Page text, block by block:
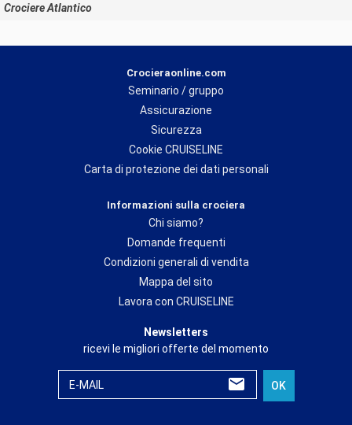
Crociere Atlantico
Crocieraonline.com
Seminario / gruppo
Assicurazione
Sicurezza
Cookie CRUISELINE
Carta di protezione dei dati personali
Informazioni sulla crociera
Chi siamo?
Domande frequenti
Condizioni generali di vendita
Mappa del sito
Lavora con CRUISELINE
Newsletters
ricevi le migliori offerte del momento
E-MAIL OK